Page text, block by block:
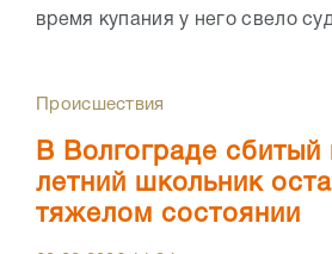
время купания у него свело
Происшествия
В Волгограде
летний школьник
тяжелом состоянии